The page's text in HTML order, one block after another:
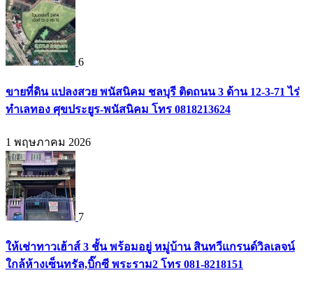
6
ขายที่ดิน แปลงสวย พนัสนิคม ชลบุรี ติดถนน 3 ด้าน 12-3-71 ไร่
ทำเลทอง ศุขประยูร-พนัสนิคม โทร 0818213624
1 พฤษภาคม 2026
7
ให้เช่าทาวเฮ้าส์ 3 ชั้น พร้อมอยู่ หมู่บ้าน สินทวีแกรนด์วิลเลจน์
ใกล้ห้างเซ็นทรัล,บิ๊กซี พระราม2 โทร 081-8218151